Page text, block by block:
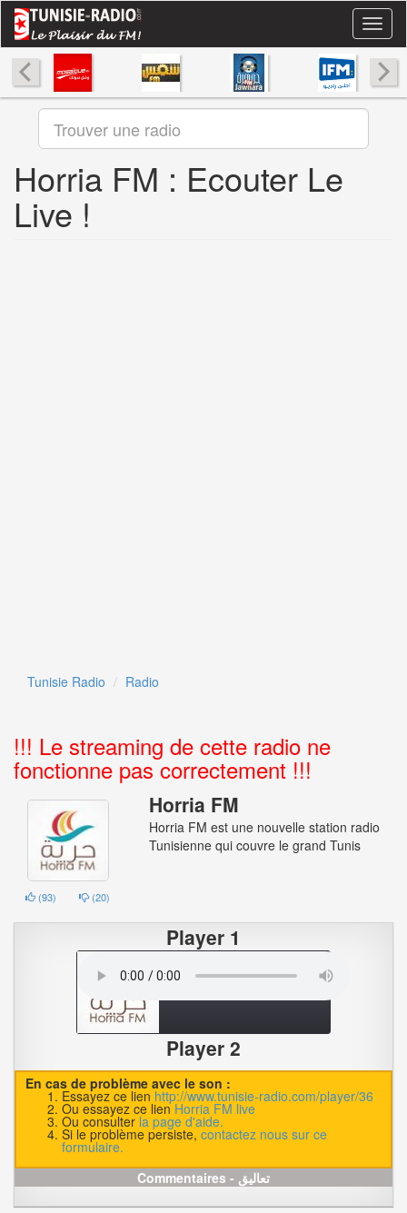
Aller
contenu
principal
Horria FM : Ecouter Le
Live !
Tunisie Radio Radio
!!! Le streaming de cette radio ne
fonctionne pas correctement !!!
(93) (20)
Horria FM
Horria FM est une nouvelle station radio
Tunisienne qui couvre le grand Tunis
Player 1
Player 2
En cas de problème avec le son :
Essayez ce lien http://www.tunisie-radio.com/player/36
Ou essayez ce lien Horria FM live
Ou consulter la page d'aide.
Si le problème persiste, contactez nous sur ce
formulaire.
Commentaires - تعاليق